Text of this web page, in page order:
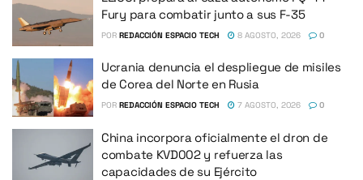
Fury para combatir junto a sus F-35
POR REDACCIÓN ESPACIO TECH 8 AGOSTO, 2026 0
Ucrania denuncia el despliegue de misiles
de Corea del Norte en Rusia
POR REDACCIÓN ESPACIO TECH 7 AGOSTO, 2026 0
China incorpora oficialmente el dron de
combate KVD002 y refuerza las
capacidades de su Ejército